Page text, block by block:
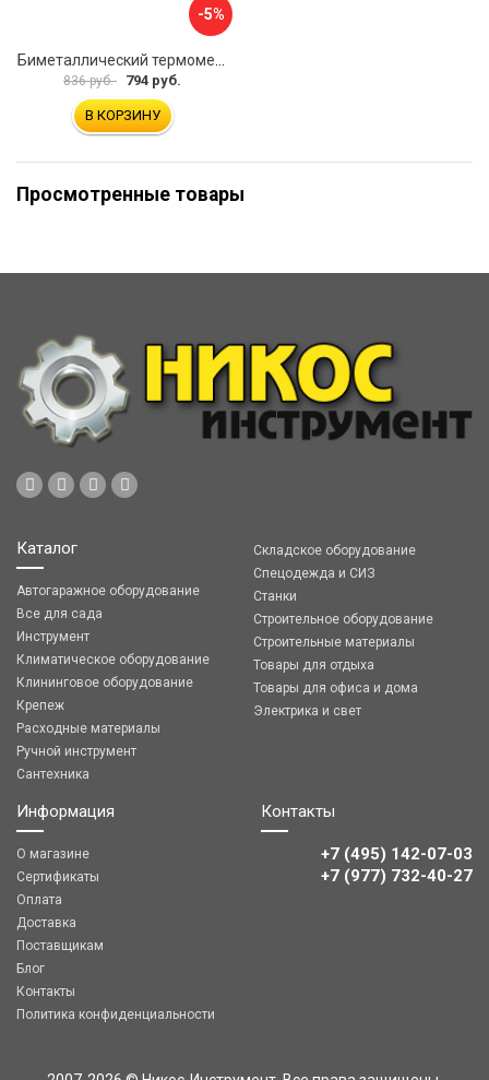
-5%
836 руб. 794 руб.
В КОРЗИНУ
Просмотренные товары
Каталог
Автогаражное оборудование
Все для сада
Инструмент
Климатическое оборудование
Клининговое оборудование
Крепеж
Расходные материалы
Ручной инструмент
Сантехника
Складское оборудование
Спецодежда и СИЗ
Станки
Строительное оборудование
Строительные материалы
Товары для отдыха
Товары для офиса и дома
Электрика и свет
Информация
О магазине
Сертификаты
Оплата
Доставка
Поставщикам
Блог
Контакты
Политика конфиденциальности
Контакты
+7 (495) 142-07-03
‎‎+7 (977) 732-40-27